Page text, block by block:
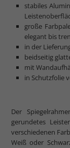
stabiles
große
elegant bis
in der
beidseitig
mit
in Schutzfolie
Der
gerundetes
verschiedenen
Weiß oder